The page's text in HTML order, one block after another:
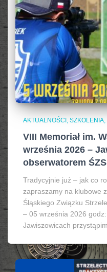
AKTUALNOŚCI, SZKOLENIA,
VIII Memoriał im.
września 2026 –
obserwatorem
Tradycyjnie już – jak co
zapraszamy na klubowe
Śląskiego Związku
– 05 września 2026
Jawiszowicach